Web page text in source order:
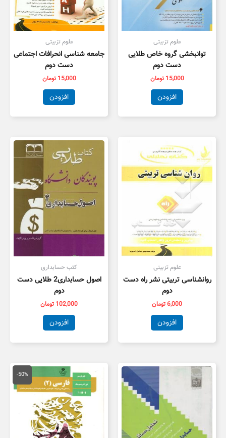
علوم تزبیتی
توانبخشی گروه خاص طلایی
دست دوم
15,000 تومان
افزودن
علوم تزبیتی
جامعه شناسی انحرافات اجتماعی
دست دوم
15,000 تومان
افزودن
علوم تزبیتی
روانشناسی تربیتی نشر راه دست
دوم
6,000تومان
افزودن
کتب حسابداری
اصول حسابداری2 طلایی دست
دوم
102,000 تومان
افزودن
-50%
قیمت
اصلی
100,000 تومان
بود.
قیمت
فعلی
است.